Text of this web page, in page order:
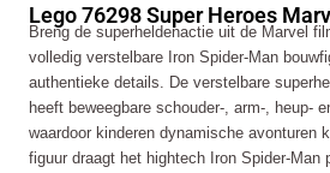
Marvel
Spiderman
aantal
Lego 76298 Super Heroes
Breng de superheldenactie uit de Marvel
volledig verstelbare Iron Spider-Man
authentieke details. De verstelbare
heeft beweegbare schouder-, arm-, heup-
waardoor kinderen dynamische avonturen
figuur draagt het hightech Iron Spider-Man